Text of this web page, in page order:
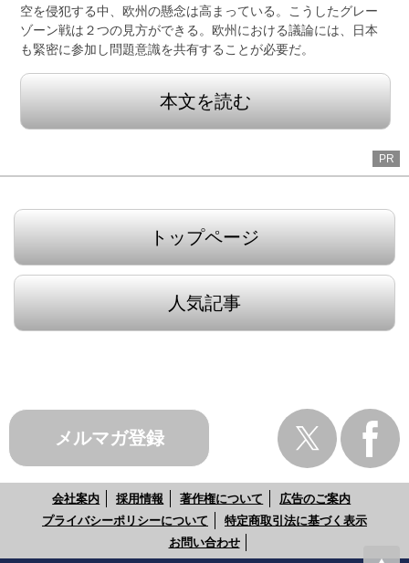
空を侵犯する中、欧州の懸念は高まっている。こうしたグレー
ゾーン戦は２つの見方ができる。欧州における議論には、日本
も緊密に参加し問題意識を共有することが必要だ。
本文を読む
PR
トップページ
人気記事
メルマガ登録
会社案内 採用情報 著作権について
広告のご案内
プライバシーポリシーについて
特定商取引法に基づく表示
お問い合わせ